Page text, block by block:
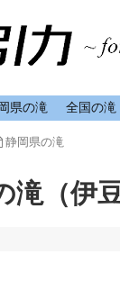
県の滝 全国の滝
静岡県の滝
（伊豆